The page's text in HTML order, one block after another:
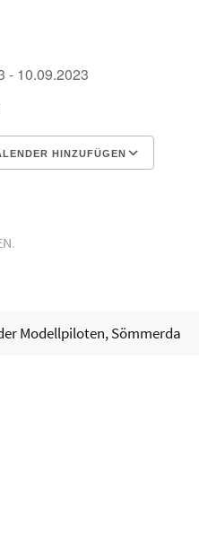
- 10.09.2023
HINZUFÜGEN
.
Modellpiloten, Sömmerda